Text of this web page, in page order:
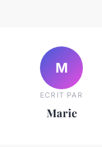
M
ECRIT PAR
Marie